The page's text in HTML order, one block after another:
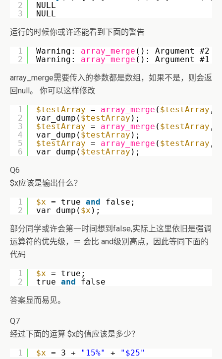
2
3
NULL
NULL
运行的时候你或许还能看到下面的警告
1
2
Warning: array_merge (): Argument #2
Warning: array_merge (): Argument #1
array_merge需要传入的参数都是数组，如果不是，则会返
回null。 你可以这样修改
1
2
3
4
5
6
$testArray = array_merge ( $testArray ,
var_dump( $testArray );
$testArray = array_merge ( $testArray ,
var_dump( $testArray );
$testArray = array_merge ( $testArray ,
var_dump( $testArray );
Q6
$x应该是输出什么？
1
2
$x = true and
false;
var_dump( $x );
部分同学或许会第一时间想到false,实际上这里依旧是强调
运算符的优先级，＝ 会比 and级别高点，因此等同下面的
代码
1
2
$x = true;
true and
false
答案显而易见。
Q7
经过下面的运算 $x的值应该是多少？
1
$x = 3 + "15%" +
"$25"